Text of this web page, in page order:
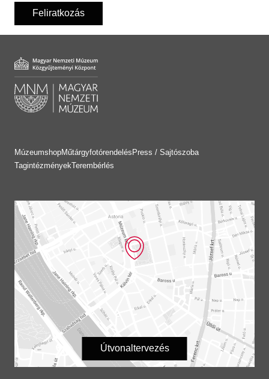
Feliratkozás
MúzeumshopMűtárgyfotórendelés Press / Sajtószoba
TagintézményekTerembérlés
Útvonaltervezés